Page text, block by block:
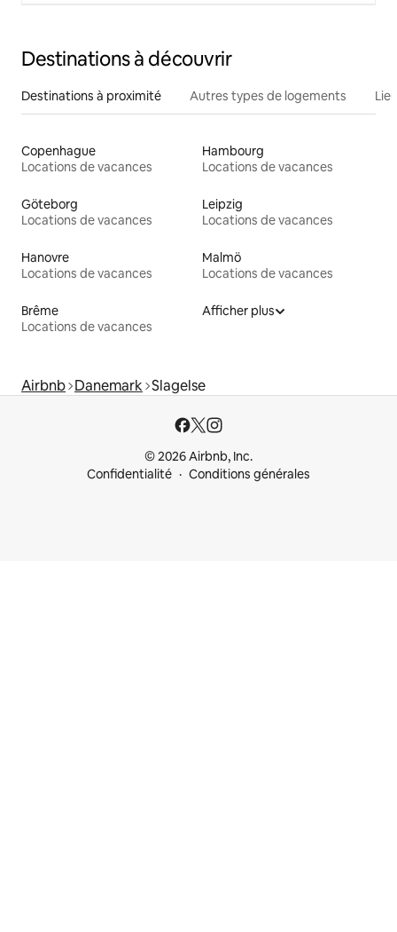
Destinations à découvrir
Destinations à proximité Autres types de logements
Copenhague
Locations de vacances
Hambourg
Locations de vacances
Göteborg
Locations de vacances
Leipzig
Locations de vacances
Hanovre
Locations de vacances
Malmö
Locations de vacances
Brême
Locations de vacances
Afficher plus
Airbnb Danemark Slagelse
© 2026 Airbnb, Inc.
Confidentialité
Conditions générales